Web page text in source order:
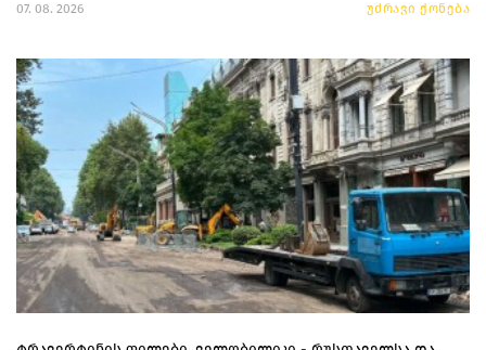
07. 08. 2026 უძრავი ქონება